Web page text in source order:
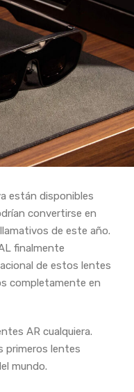
están disponibles
convertirse en
de este año.
finalmente
de estos lentes
completamente en
AR cualquiera.
primeros lentes
mundo.